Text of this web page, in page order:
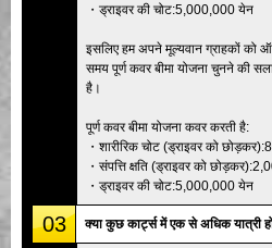
・ड्राइवर की चोट:5,000,000 येन
इसलिए हम अपने मूल्यवान ग्राहकों को
समय पूर्ण कवर बीमा योजना चुनने की
है।
पूर्ण कवर बीमा योजना कवर करती है:
・शारीरिक चोट (ड्राइवर को
・संपत्ति क्षति (ड्राइवर को
・ड्राइवर की चोट:5,000,000 येन
03 क्या कुछ कार्ट्स में एक से अधिक यात्री